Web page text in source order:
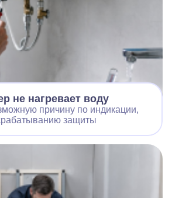
не нагревает воду
причину по индикации,
защиты